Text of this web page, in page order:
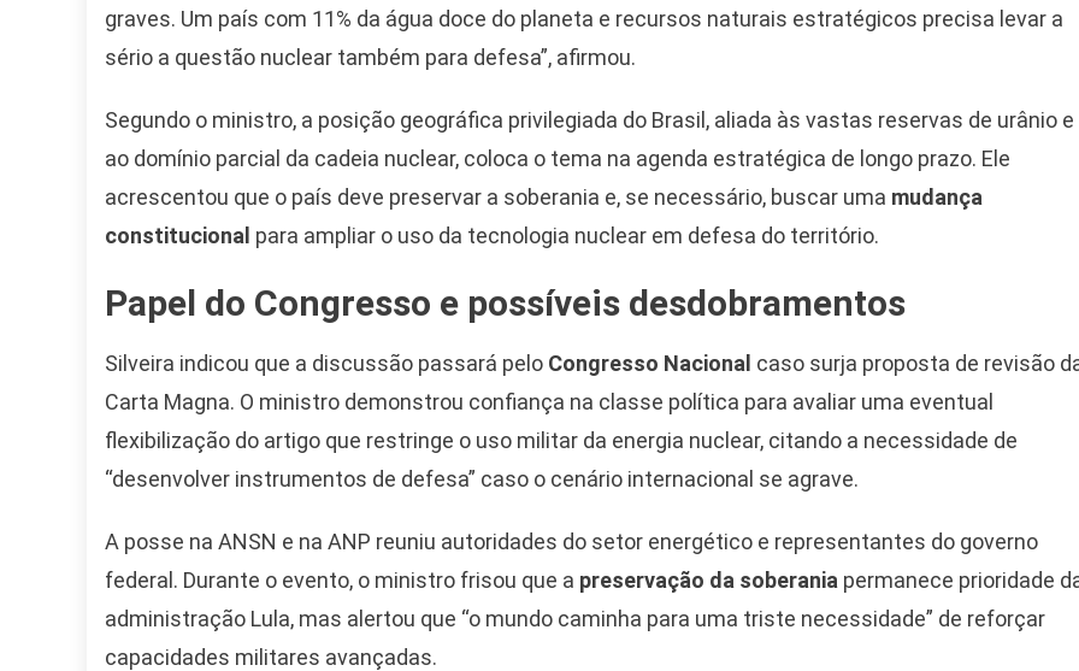
graves. Um país com 11% da água doce do planeta e recursos naturais estratégicos precisa levar a
sério a questão nuclear também para defesa”, afirmou.
Segundo o ministro, a posição geográfica privilegiada do Brasil, aliada às vastas reservas de urânio e
ao domínio parcial da cadeia nuclear, coloca o tema na agenda estratégica de longo prazo. Ele
acrescentou que o país deve preservar a soberania e, se necessário, buscar uma mudança
constitucional para ampliar o uso da tecnologia nuclear em defesa do território.
Papel do Congresso e possíveis desdobramentos
Silveira indicou que a discussão passará pelo Congresso Nacional caso surja proposta de revisão
Carta Magna. O ministro demonstrou confiança na classe política para avaliar uma eventual
flexibilização do artigo que restringe o uso militar da energia nuclear, citando a necessidade de
“desenvolver instrumentos de defesa” caso o cenário internacional se agrave.
A posse na ANSN e na ANP reuniu autoridades do setor energético e representantes do governo
federal. Durante o evento, o ministro frisou que a preservação da soberania permanece prioridade
administração Lula, mas alertou que “o mundo caminha para uma triste necessidade” de reforçar
capacidades militares avançadas.
Camiseta Camisa
Bolsonaro Presidente
2026 Pátria Brasil 6 X